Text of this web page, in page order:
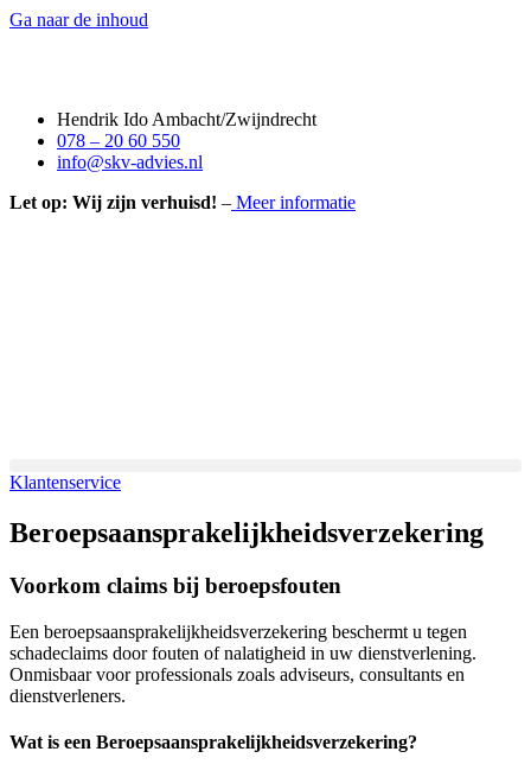
Ga naar de inhoud
Hendrik Ido Ambacht/Zwijndrecht
078 – 20 60 550
info@skv-advies.nl
Let op: Wij zijn verhuisd! – Meer informatie
Klantenservice
Beroepsaansprakelijkheidsverzekering
Voorkom claims bij beroepsfouten
Een beroepsaansprakelijkheidsverzekering beschermt u tegen
schadeclaims door fouten of nalatigheid in uw dienstverlening.
Onmisbaar voor professionals zoals adviseurs, consultants en
dienstverleners.
Wat is een Beroepsaansprakelijkheidsverzekering?